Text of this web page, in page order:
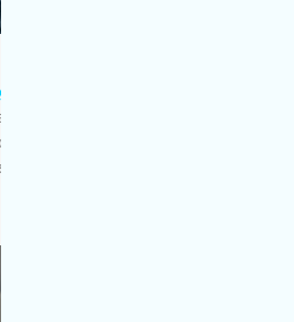
propre et sécurisé dans
grâce à nos services